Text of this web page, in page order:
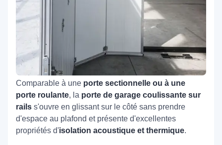
Comparable à une porte sectionnelle ou à une
porte roulante, la porte de garage coulissante sur
rails s'ouvre en glissant sur le côté sans prendre
d'espace au plafond et présente d'excellentes
propriétés d'isolation acoustique et thermique.